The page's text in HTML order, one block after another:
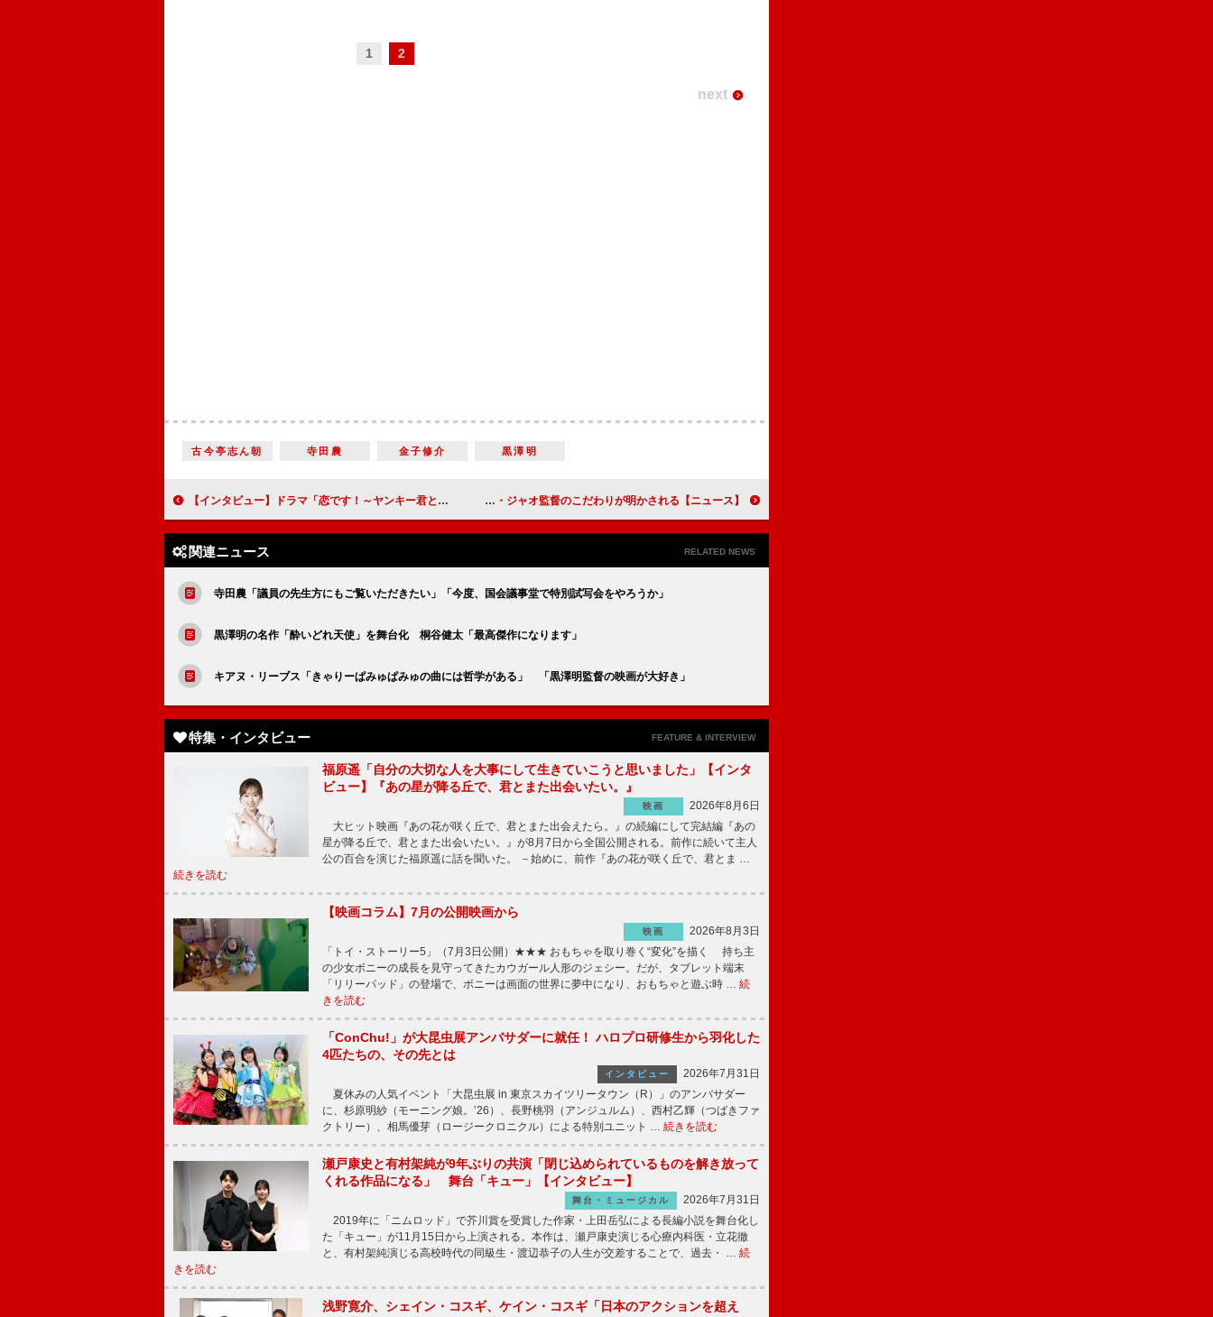
1 2
next
古今亭志ん朝 寺田農 金子修介 黒澤明
【インタビュー】ドラマ「恋です！～ヤンキー君と白杖ガール～」茶尾店長役の古川雄大「ユキコと森生のピュアな恋に、僕自身もキュンキュンしています」 【ニュース】映画『エターナルズ』特別映像解禁 クロエ・ジャオ監督のこだわりが明かされる
関連ニュース RELATED NEWS
寺田農「議員の先生方にもご覧いただきたい」「今度、国会議事堂で特別試写会をやろうか」
黒澤明の名作「酔いどれ天使」を舞台化 桐谷健太「最高傑作になります」
キアヌ・リーブス「きゃりーぱみゅぱみゅの曲には哲学がある」 「黒澤明監督の映画が大好き」
特集・インタビュー FEATURE & INTERVIEW
福原遥「自分の大切な人を大事にして生きていこうと思いました」【インタ
ビュー】『あの星が降る丘で、君とまた出会いたい。』
映画
2026年8月6日
大ヒット映画『あの花が咲く丘で、君とまた出会えたら。』の続編にして完結編『あの
星が降る丘で、君とまた出会いたい。』が8月7日から全国公開される。前作に続いて主人
公の百合を演じた福原遥に話を聞いた。 －始めに、前作『あの花が咲く丘で、君とま …
続きを読む
【映画コラム】7月の公開映画から
映画
2026年8月3日
「トイ・ストーリー5」（7月3日公開）★★★ おもちゃを取り巻く“変化”を描く 持ち主
の少女ボニーの成長を見守ってきたカウガール人形のジェシー。だが、タブレット端末
「リリーパッド」の登場で、ボニーは画面の世界に夢中になり、おもちゃと遊ぶ時 … 続
きを読む
「ConChu!」が大昆虫展アンバサダーに就任！ ハロプロ研修生から羽化した
4匹たちの、その先とは
インタビュー
2026年7月31日
夏休みの人気イベント「大昆虫展 in 東京スカイツリータウン（R）」のアンバサダー
に、杉原明紗（モーニング娘。’26）、長野桃羽（アンジュルム）、西村乙輝（つばきファ
クトリー）、相馬優芽（ロージークロニクル）による特別ユニット … 続きを読む
瀬戸康史と有村架純が9年ぶりの共演「閉じ込められているものを解き放って
くれる作品になる」 舞台「キュー」【インタビュー】
舞台・ミュージカル
2026年7月31日
2019年に「ニムロッド」で芥川賞を受賞した作家・上田岳弘による長編小説を舞台化し
た「キュー」が11月15日から上演される。本作は、瀬戸康史演じる心療内科医・立花徹
と、有村架純演じる高校時代の同級生・渡辺恭子の人生が交差することで、過去・ … 続
きを読む
浅野寛介、シェイン・コスギ、ケイン・コスギ「日本のアクションを超え